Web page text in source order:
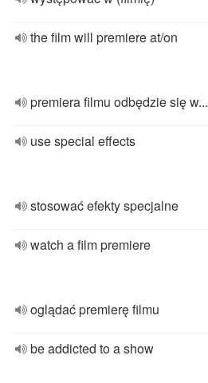
the film will premiere at/on
premiera filmu odbędzie się w...
use special effects
stosować efekty specjalne
watch a film premiere
oglądać premierę filmu
be addicted to a show